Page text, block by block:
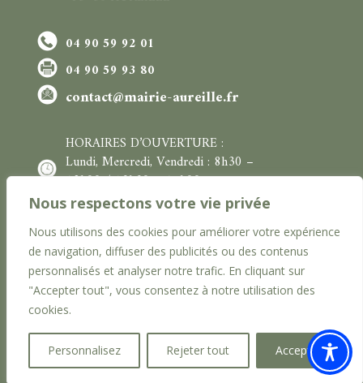
Nous respectons votre vie privée
Nous utilisons des cookies pour améliorer votre expérience
de navigation, diffuser des publicités ou des contenus
personnalisés et analyser notre trafic. En cliquant sur
"Accepter tout", vous consentez à notre utilisation des
cookies.
Personnalisez Rejeter tout Accepter
04 90 59 92 01
04 90 59 93 80
contact@mairie-aureille.fr
HORAIRES D’OUVERTURE :
Lundi, Mercredi, Vendredi : 8h30 –
12h00/13h30 – 17h00
Mardi et Jeudi : 8h30 – 12h00
Mentions Légales Accessibilité